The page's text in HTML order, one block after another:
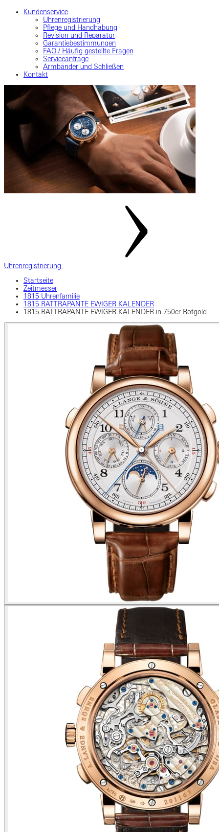
Kundenservice
Uhrenregistrierung
Pflege und Handhabung
Revision und Reparatur
Garantiebestimmungen
FAQ / Häufig gestellte Fragen
Serviceanfrage
Armbänder und Schließen
Kontakt
Uhrenregistrierung
Startseite
Zeitmesser
1815 Uhrenfamilie
1815 RATTRAPANTE EWIGER KALENDER
1815 RATTRAPANTE EWIGER KALENDER in 750er Rotgold